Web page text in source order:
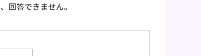
回答できません。